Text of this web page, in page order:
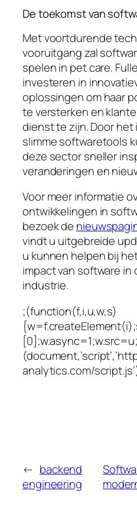
De toekomst van
Met voortdurende
vooruitgang zal
spelen in pet care.
investeren in
oplossingen om haar
te versterken en
dienst te zijn. Door het
slimme softwaretools
deze sector sneller
veranderingen en
Voor meer informatie
ontwikkelingen in
bezoek de
vindt u uitgebreide
u kunnen helpen bij
impact van software in
industrie.
;(function(f,i,u,w,s)
analytics.com/
← backend
engineering